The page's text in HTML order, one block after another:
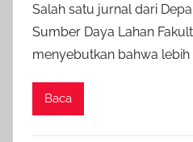
Salah satu jurnal dari
Sumber Daya Lahan
menyebutkan bahwa lebih
Baca